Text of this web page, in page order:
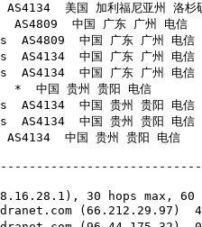
美国 加利福尼亚州 洛
中国 广东 广州 电信
中国 广东 广州 电信
中国 广东 广州 电信
中国 广东 广州 电信
中国 贵州 贵阳 电信
中国 贵州 贵阳 电信
AS4134  中国 贵州 贵阳 电信
中国 贵州 贵阳 电信
30 hops max, 60
(66.212.29.97)